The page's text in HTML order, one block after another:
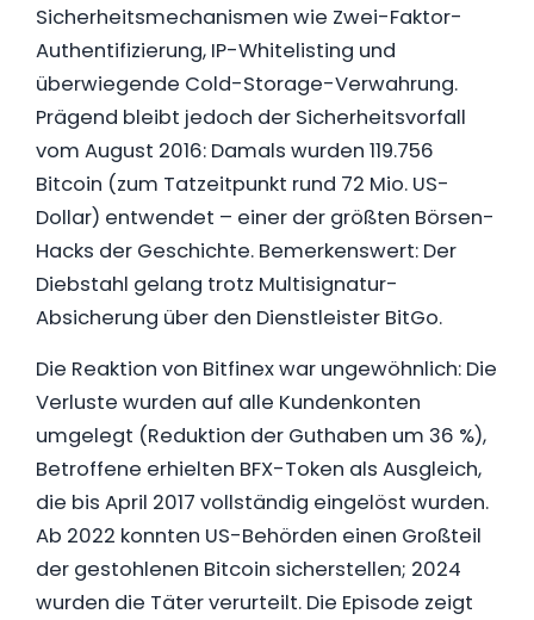
Sicherheitsmechanismen wie Zwei-Faktor-
Authentifizierung, IP-Whitelisting und
überwiegende Cold-Storage-Verwahrung.
Prägend bleibt jedoch der Sicherheitsvorfall
vom August 2016: Damals wurden 119.756
Bitcoin (zum Tatzeitpunkt rund 72 Mio. US-
Dollar) entwendet – einer der größten Börsen-
Hacks der Geschichte. Bemerkenswert: Der
Diebstahl gelang trotz Multisignatur-
Absicherung über den Dienstleister BitGo.
Die Reaktion von Bitfinex war ungewöhnlich: Die
Verluste wurden auf alle Kundenkonten
umgelegt (Reduktion der Guthaben um 36 %),
Betroffene erhielten BFX-Token als Ausgleich,
die bis April 2017 vollständig eingelöst wurden.
Ab 2022 konnten US-Behörden einen Großteil
der gestohlenen Bitcoin sicherstellen; 2024
wurden die Täter verurteilt. Die Episode zeigt